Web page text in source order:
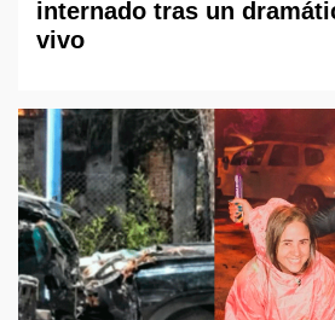
internado tras un
vivo